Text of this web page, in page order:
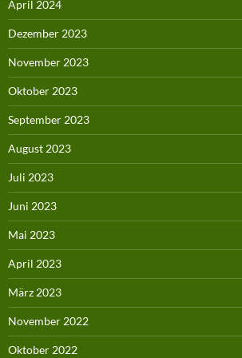
April 2024
Dezember 2023
November 2023
Oktober 2023
September 2023
August 2023
Juli 2023
Juni 2023
Mai 2023
April 2023
März 2023
November 2022
Oktober 2022